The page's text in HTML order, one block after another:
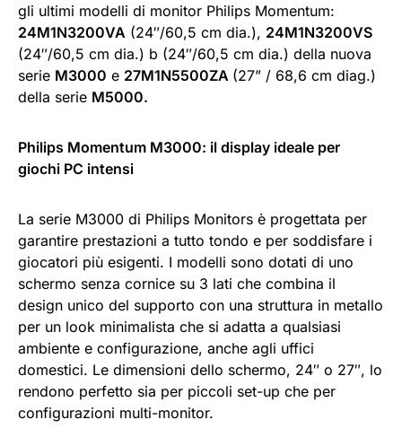
gli ultimi modelli di monitor Philips Momentum:
24M1N3200VA (24″/60,5 cm dia.), 24M1N3200VS
(24″/60,5 cm dia.) b (24″/60,5 cm dia.) della nuova
serie M3000 e 27M1N5500ZA (27” / 68,6 cm diag.)
della serie M5000.
Philips Momentum M3000: il display ideale per
giochi PC intensi
La serie M3000 di Philips Monitors è progettata per
garantire prestazioni a tutto tondo e per soddisfare i
giocatori più esigenti. I modelli sono dotati di uno
schermo senza cornice su 3 lati che combina il
design unico del supporto con una struttura in metallo
per un look minimalista che si adatta a qualsiasi
ambiente e configurazione, anche agli uffici
domestici. Le dimensioni dello schermo, 24″ o 27″, lo
rendono perfetto sia per piccoli set-up che per
configurazioni multi-monitor.